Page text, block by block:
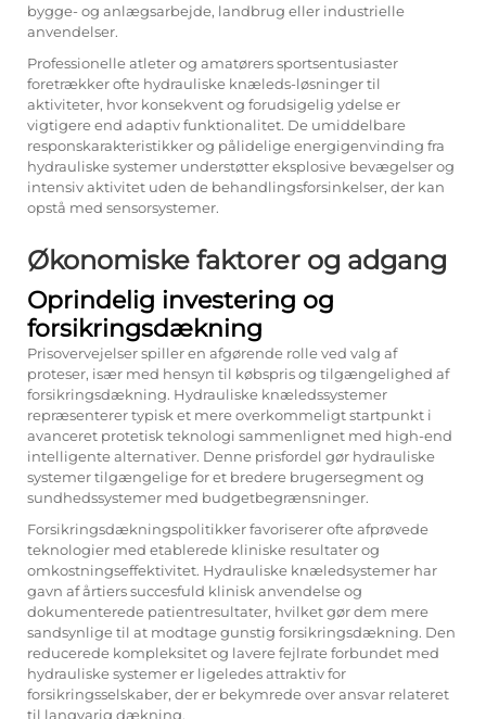
bygge- og anlægsarbejde, landbrug eller industrielle
anvendelser.
Professionelle atleter og amatørers sportsentusiaster
foretrækker ofte hydrauliske knæleds-løsninger til
aktiviteter, hvor konsekvent og forudsigelig ydelse er
vigtigere end adaptiv funktionalitet. De umiddelbare
responskarakteristikker og pålidelige energigenvinding fra
hydrauliske systemer understøtter eksplosive bevægelser og
intensiv aktivitet uden de behandlingsforsinkelser, der kan
opstå med sensorsystemer.
Økonomiske faktorer og adgang
Oprindelig investering og
forsikringsdækning
Prisovervejelser spiller en afgørende rolle ved valg af
proteser, især med hensyn til købspris og tilgængelighed af
forsikringsdækning. Hydrauliske knæledssystemer
repræsenterer typisk et mere overkommeligt startpunkt i
avanceret protetisk teknologi sammenlignet med high-end
intelligente alternativer. Denne prisfordel gør hydrauliske
systemer tilgængelige for et bredere brugersegment og
sundhedssystemer med budgetbegrænsninger.
Forsikringsdækningspolitikker favoriserer ofte afprøvede
teknologier med etablerede kliniske resultater og
omkostningseffektivitet. Hydrauliske knæledsystemer har
gavn af årtiers succesfuld klinisk anvendelse og
dokumenterede patientresultater, hvilket gør dem mere
sandsynlige til at modtage gunstig forsikringsdækning. Den
reducerede kompleksitet og lavere fejlrate forbundet med
hydrauliske systemer er ligeledes attraktiv for
forsikringsselskaber, der er bekymrede over ansvar relateret
til langvarig dækning.